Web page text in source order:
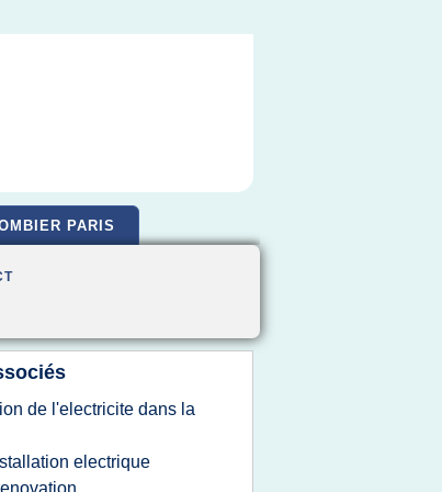
PARIS
de l'electricite dans la
electrique